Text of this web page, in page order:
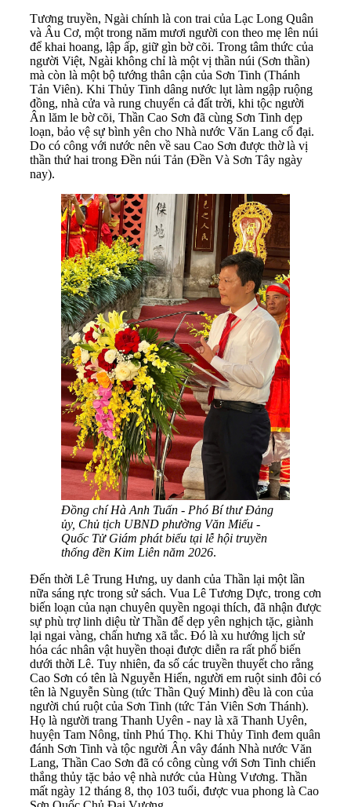
Tương truyền, Ngài chính là con trai của Lạc Long Quân
và Âu Cơ, một trong năm mươi người con theo mẹ lên núi
để khai hoang, lập ấp, giữ gìn bờ cõi. Trong tâm thức của
người Việt, Ngài không chỉ là một vị thần núi (Sơn thần)
mà còn là một bộ tướng thân cận của Sơn Tinh (Thánh
Tản Viên). Khi Thủy Tinh dâng nước lụt làm ngập ruộng
đồng, nhà cửa và rung chuyển cả đất trời, khi tộc người
Ân lăm le bờ cõi, Thần Cao Sơn đã cùng Sơn Tinh dẹp
loạn, bảo vệ sự bình yên cho Nhà nước Văn Lang cổ đại.
Do có công với nước nên về sau Cao Sơn được thờ là vị
thần thứ hai trong Đền núi Tản (Đền Và Sơn Tây ngày
nay).
Đồng chí Hà Anh Tuấn - Phó Bí thư Đảng
ủy, Chủ tịch UBND phường Văn Miếu -
Quốc Tử Giám phát biểu tại lễ hội truyền
thống đền Kim Liên năm 2026.
Đến thời Lê Trung Hưng, uy danh của Thần lại một lần
nữa sáng rực trong sử sách. Vua Lê Tương Dực, trong cơn
biến loạn của nạn chuyên quyền ngoại thích, đã nhận được
sự phù trợ linh diệu từ Thần để dẹp yên nghịch tặc, giành
lại ngai vàng, chấn hưng xã tắc. Đó là xu hướng lịch sử
hóa các nhân vật huyền thoại được diễn ra rất phổ biến
dưới thời Lê. Tuy nhiên, đa số các truyền thuyết cho rằng
Cao Sơn có tên là Nguyễn Hiển, người em ruột sinh đôi có
tên là Nguyễn Sùng (tức Thần Quý Minh) đều là con của
người chú ruột của Sơn Tinh (tức Tản Viên Sơn Thánh).
Họ là người trang Thanh Uyên - nay là xã Thanh Uyên,
huyện Tam Nông, tỉnh Phú Thọ. Khi Thủy Tinh đem quân
đánh Sơn Tinh và tộc người Ân vây đánh Nhà nước Văn
Lang, Thần Cao Sơn đã có công cùng với Sơn Tinh chiến
thắng thủy tặc bảo vệ nhà nước của Hùng Vương. Thần
mất ngày 12 tháng 8, thọ 103 tuổi, được vua phong là Cao